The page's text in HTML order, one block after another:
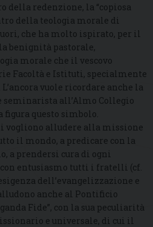
della redenzione, la “copiosa
della teologia morale di
che ha molto ispirato, per il
benignità pastorale,
morale che il vescovo
Facoltà e Istituti, specialmente
vuole ricordare anche la
all’Almo Collegio
questo simbolo.
vogliono alludere alla missione
il mondo, a predicare con la
a prendersi cura di ogni
con entusiasmo tutti i fratelli (cf.
dell’evangelizzazione e
anche al Pontificio
Fide”, con la sua peculiarità
e universale, di cui il